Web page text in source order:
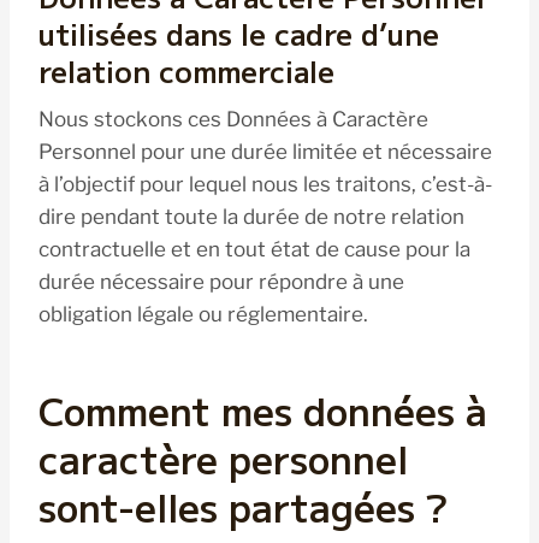
utilisées dans le cadre d’une
relation commerciale
Nous stockons ces Données à Caractère
Personnel pour une durée limitée et nécessaire
à l’objectif pour lequel nous les traitons, c’est-à-
dire pendant toute la durée de notre relation
contractuelle et en tout état de cause pour la
durée nécessaire pour répondre à une
obligation légale ou réglementaire.
Comment mes données à
caractère personnel
sont-elles partagées ?